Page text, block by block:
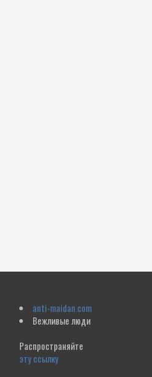
anti-maidan.com
Вежливые люди
Распространяйте
эту ссылку